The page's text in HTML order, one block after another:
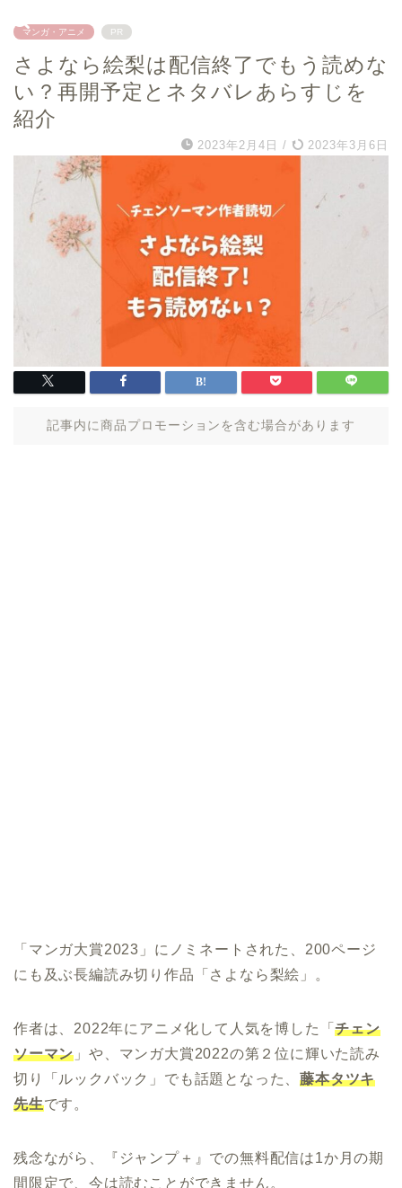
マンガ・アニメ PR
さよなら絵梨は配信終了でもう読めな
い？再開予定とネタバレあらすじを
紹介
2023年2月4日 / 2023年3月6日
記事内に商品プロモーションを含む場合があります
「マンガ大賞2023」にノミネートされた、200ページ
にも及ぶ長編読み切り作品「さよなら梨絵」。
作者は、2022年にアニメ化して人気を博した「チェン
ソーマン 」や、マンガ大賞2022の第２位に輝いた読み
切り「ルックバック」でも話題となった、藤本タツキ
先生です。
残念ながら、『ジャンプ＋』での無料配信は1か月の期
間限定で、今は読むことができません。